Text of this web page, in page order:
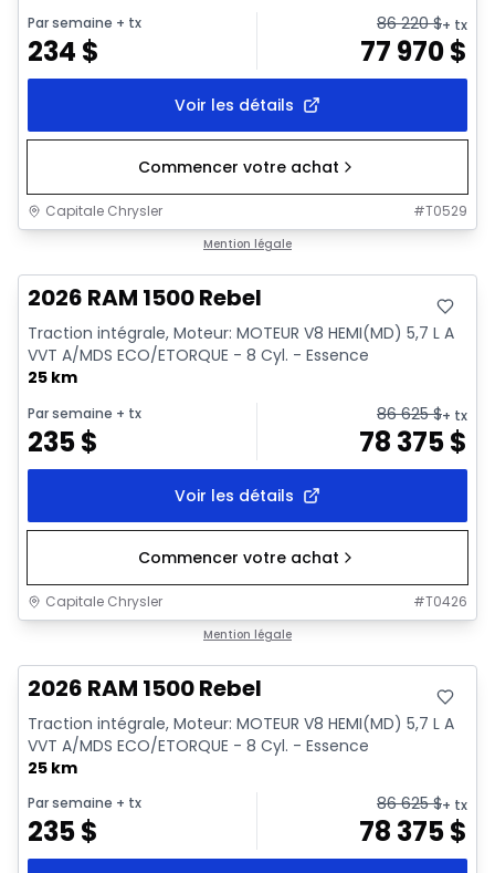
Par semaine + tx
234 $
86 220$+ tx
77 970$
Voir les détails
Commencer votre achat
Capitale Chrysler #T0529
Mention légale
2026 RAM 1500 Rebel
Traction intégrale, Moteur: MOTEUR V8 HEMI(MD) 5,7 L A
VVT A/MDS ECO/ETORQUE - 8 Cyl. - Essence
25 km
Par semaine + tx
235$
86 625$+ tx
78 375$
Voir les détails
Commencer votre achat
Capitale Chrysler #T0426
Mention légale
2026 RAM 1500 Rebel
Traction intégrale, Moteur: MOTEUR V8 HEMI(MD) 5,7 L A
VVT A/MDS ECO/ETORQUE - 8 Cyl. - Essence
25 km
Par semaine + tx
235$
86 625$+ tx
78 375$